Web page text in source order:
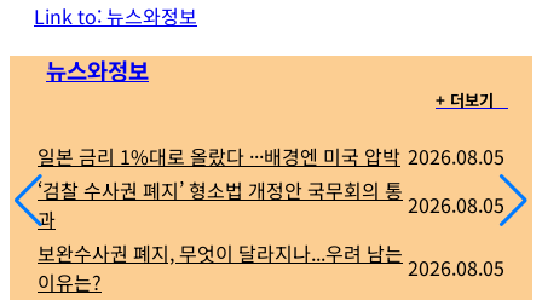
Link to: 뉴스와정보
뉴스와정보
+ 더보기
일본 금리 1%대로 올랐다 ···배경엔 미국 압박 2026.08.05
‘검찰 수사권 폐지’ 형소법 개정안 국무회의 통
과
2026.08.05
보완수사권 폐지, 무엇이 달라지나...우려 남는
이유는?
2026.08.05